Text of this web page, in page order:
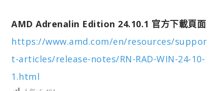
AMD Adrenalin Edition 24.10.1 官方下載頁面
https://www.amd.com/en/resources/suppor
t-articles/release-notes/RN-RAD-WIN-24-10-
1.html